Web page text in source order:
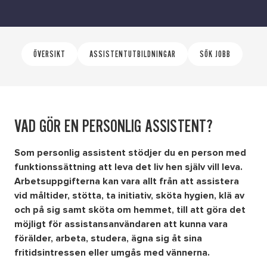
Kontakt
Kampanjer
Om oss
Nyheter
Ordlista
FAQ
ÖVERSIKT ASSISTENTUTBILDNINGAR SÖK JOBB
VAD GÖR EN PERSONLIG ASSISTENT?
Som personlig assistent stödjer du en person med
funktionssättning att leva det liv hen själv vill leva.
Arbetsuppgifterna kan vara allt från att assistera
vid måltider, stötta, ta initiativ, sköta hygien, klä av
och på sig samt sköta om hemmet, till att göra det
möjligt för assistansanvändaren att kunna vara
förälder, arbeta, studera, ägna sig åt sina
fritidsintressen eller umgås med vännerna.